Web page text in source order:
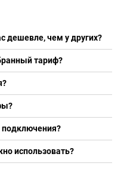
дешевле, чем у других?
тариф?
использовать?